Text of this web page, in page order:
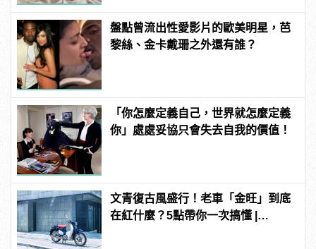
盤點曾流出性愛影片的歐美明星，芭
黎絲、金卡戴珊之外還有誰？
「你怎麼定義自己，世界就怎麼定義
你」處處妥協只會失去自我的價值！
文青復古風盛行！老車「金旺」到底
在紅什麼？5點帶你一次搞懂 |